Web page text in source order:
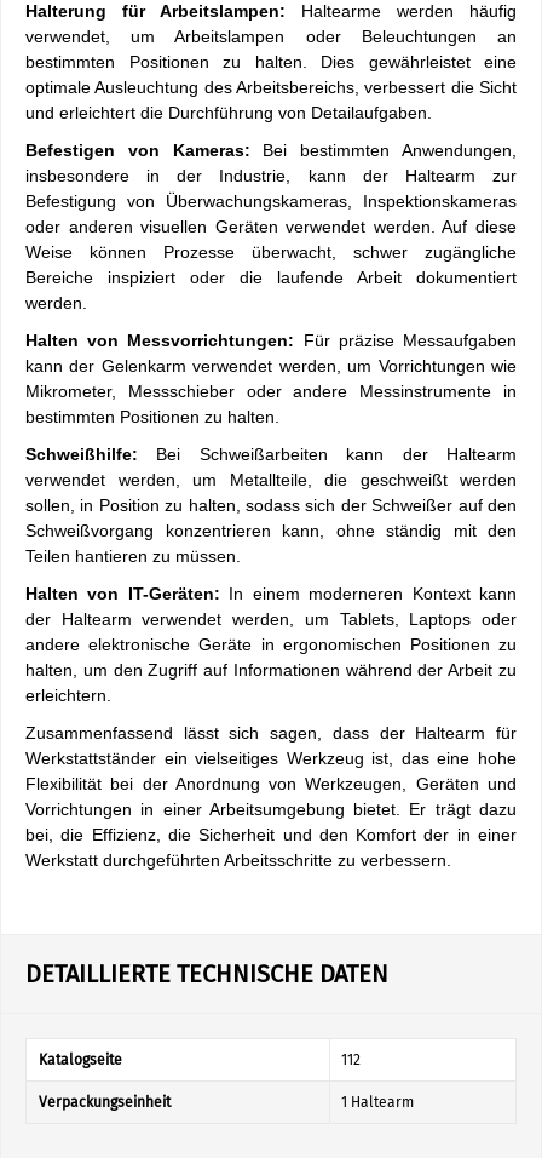
Halterung für Arbeitslampen: Haltearme werden häufig
verwendet, um Arbeitslampen oder Beleuchtungen an
bestimmten Positionen zu halten. Dies gewährleistet eine
optimale Ausleuchtung des Arbeitsbereichs, verbessert die Sicht
und erleichtert die Durchführung von Detailaufgaben.
Befestigen von Kameras: Bei bestimmten Anwendungen,
insbesondere in der Industrie, kann der Haltearm zur
Befestigung von Überwachungskameras, Inspektionskameras
oder anderen visuellen Geräten verwendet werden. Auf diese
Weise können Prozesse überwacht, schwer zugängliche
Bereiche inspiziert oder die laufende Arbeit dokumentiert
werden.
Halten von Messvorrichtungen: Für präzise Messaufgaben
kann der Gelenkarm verwendet werden, um Vorrichtungen wie
Mikrometer, Messschieber oder andere Messinstrumente in
bestimmten Positionen zu halten.
Schweißhilfe: Bei Schweißarbeiten kann der Haltearm
verwendet werden, um Metallteile, die geschweißt werden
sollen, in Position zu halten, sodass sich der Schweißer auf den
Schweißvorgang konzentrieren kann, ohne ständig mit den
Teilen hantieren zu müssen.
Halten von IT-Geräten: In einem moderneren Kontext kann
der Haltearm verwendet werden, um Tablets, Laptops oder
andere elektronische Geräte in ergonomischen Positionen zu
halten, um den Zugriff auf Informationen während der Arbeit zu
erleichtern.
Zusammenfassend lässt sich sagen, dass der Haltearm für
Werkstattständer ein vielseitiges Werkzeug ist, das eine hohe
Flexibilität bei der Anordnung von Werkzeugen, Geräten und
Vorrichtungen in einer Arbeitsumgebung bietet. Er trägt dazu
bei, die Effizienz, die Sicherheit und den Komfort der in einer
Werkstatt durchgeführten Arbeitsschritte zu verbessern.
DETAILLIERTE TECHNISCHE DATEN
Katalogseite 112
Verpackungseinheit 1 Haltearm